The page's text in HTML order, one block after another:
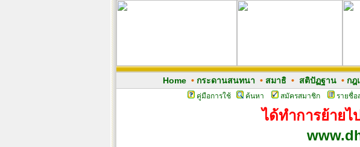
Home• กระดานสนทนา • สมาธิ• สติปัฏฐาน• กฎ
คู่มือการใช้ ค้นหา สมัครสมาชิก รายชื่อ
ได้ทำการย้าย